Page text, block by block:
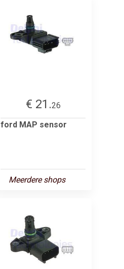
€ 21.26
ford MAP sensor
Meerdere shops